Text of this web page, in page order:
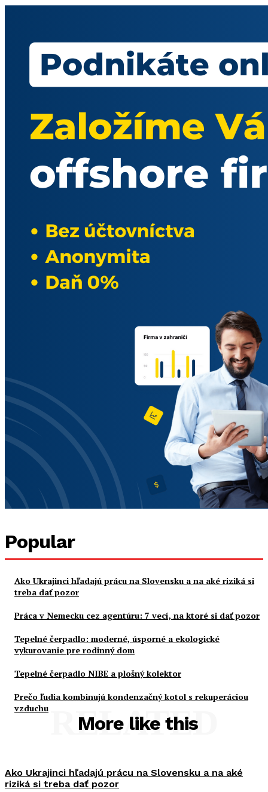
Popular
Ako Ukrajinci hľadajú prácu na Slovensku a na aké riziká si
treba dať pozor
Práca v Nemecku cez agentúru: 7 vecí, na ktoré si dať pozor
Tepelné čerpadlo: moderné, úsporné a ekologické
vykurovanie pre rodinný dom
Tepelné čerpadlo NIBE a plošný kolektor
Prečo ľudia kombinujú kondenzačný kotol s rekuperáciou
vzduchu
More like this
RELATED
Ako Ukrajinci hľadajú prácu na Slovensku a na aké
riziká si treba dať pozor